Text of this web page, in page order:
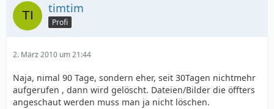
timtim
Profi
2. März 2010 um 21:44
Naja, nimal 90 Tage, sondern eher, seit 30Tagen nichtmehr
aufgerufen , dann wird gelöscht. Dateien/Bilder die öffters
angeschaut werden muss man ja nicht löschen.